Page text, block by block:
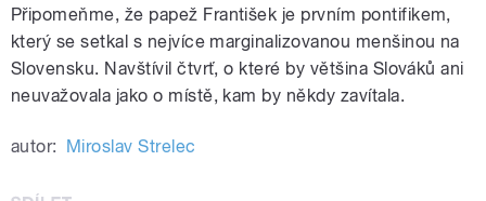
Připomeňme, že papež František je prvním pontifikem,
který se setkal s nejvíce marginalizovanou menšinou na
Slovensku. Navštívil čtvrť, o které by většina Slováků ani
neuvažovala jako o místě, kam by někdy zavítala.
autor: Miroslav Strelec